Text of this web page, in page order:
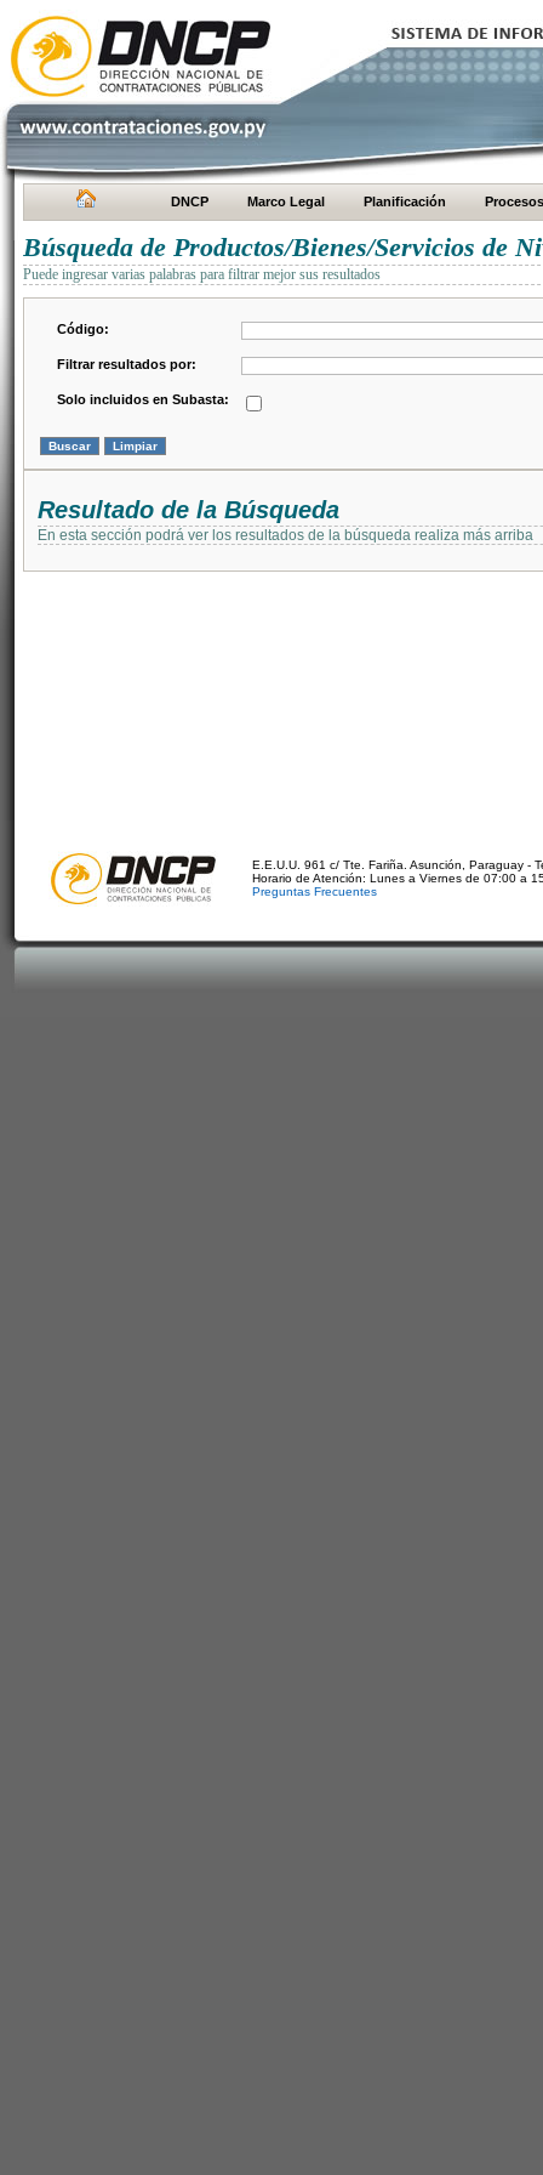
DNCP Marco Legal Planificación Procesos
Búsqueda de Productos/Bienes/Servicios de
Puede ingresar varias palabras para filtrar mejor sus resultados
Código:
Filtrar resultados por:
Solo incluidos en Subasta:
Resultado de la Búsqueda
En esta sección podrá ver los resultados de la búsqueda realiza más arriba
E.E.U.U. 961 c/ Tte. Fariña. Asunción, Paraguay -
Horario de Atención: Lunes a Viernes de 07:00 a
Preguntas Frecuentes